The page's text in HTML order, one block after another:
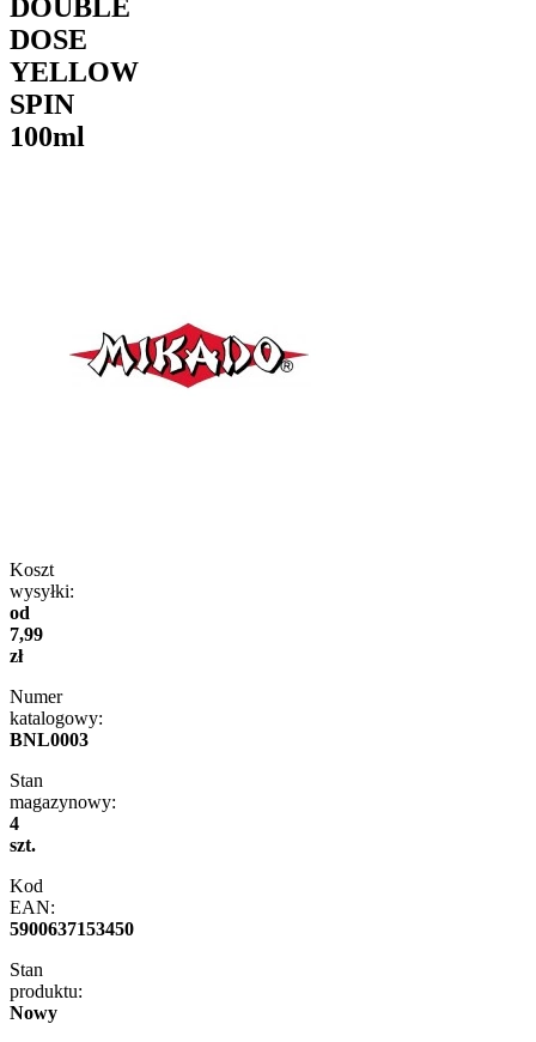
DOUBLE
DOSE
YELLOW
SPIN
100ml
Koszt
wysyłki:
od
7,99
zł
Numer
katalogowy:
BNL0003
Stan
magazynowy:
4
szt.
Kod
EAN:
5900637153450
Stan
produktu:
Nowy